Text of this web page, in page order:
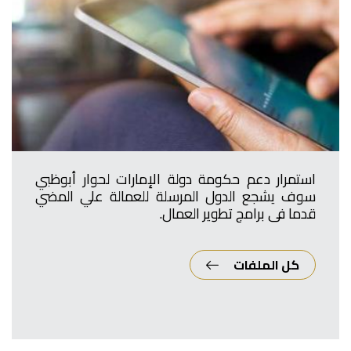
استمرار دعم حكومة دولة الإمارات لحوار أبوظبي
سوف يشجع الدول المرسلة للعمالة علي المضي
قدما في برامج تطوير العمال.
كل الملفات